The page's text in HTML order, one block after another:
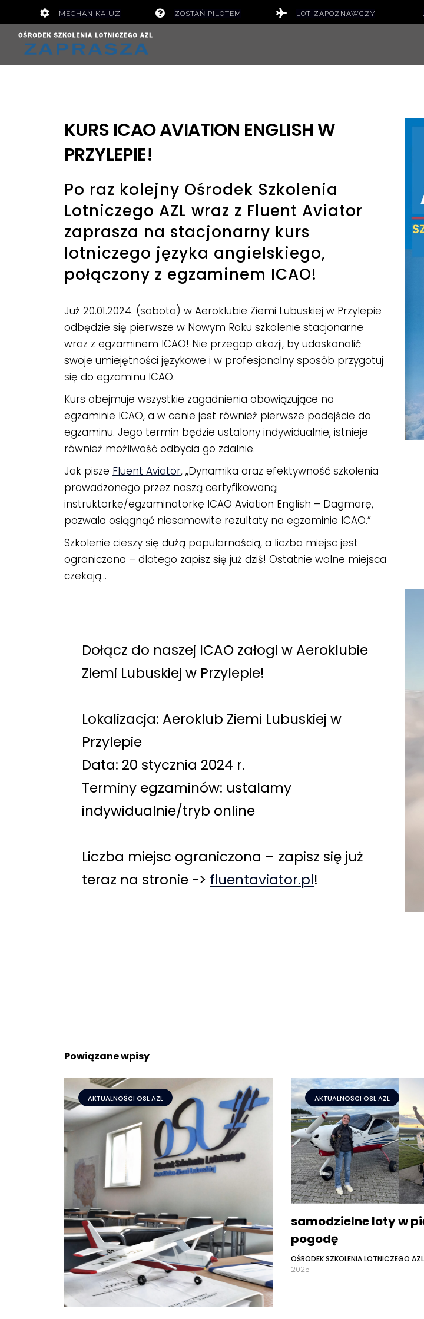
content
MECHANIKA UZ ZOSTAŃ PILOTEM LOT ZAPOZNAWCZY
KURS ICAO AVIATION ENGLISH W
PRZYLEPIE!
Po raz kolejny Ośrodek Szkolenia
Lotniczego AZL wraz z Fluent Aviator
zaprasza na stacjonarny kurs
lotniczego języka angielskiego,
połączony z egzaminem ICAO!
Już 20.01.2024. (sobota) w Aeroklubie Ziemi Lubuskiej w Przylepie
odbędzie się pierwsze w Nowym Roku szkolenie stacjonarne
wraz z egzaminem ICAO! Nie przegap okazji, by udoskonalić
swoje umiejętności językowe i w profesjonalny sposób przygotuj
się do egzaminu ICAO.
Kurs obejmuje wszystkie zagadnienia obowiązujące na
egzaminie ICAO, a w cenie jest również pierwsze podejście do
egzaminu. Jego termin będzie ustalony indywidualnie, istnieje
również możliwość odbycia go zdalnie.
Jak pisze Fluent Aviator, „Dynamika oraz efektywność szkolenia
prowadzonego przez naszą certyfikowaną
instruktorkę/egzaminatorkę ICAO Aviation English – Dagmarę,
pozwala osiągnąć niesamowite rezultaty na egzaminie ICAO.”
Szkolenie cieszy się dużą popularnością, a liczba miejsc jest
ograniczona – dlatego zapisz się już dziś! Ostatnie wolne miejsca
czekają…
Dołącz do naszej ICAO załogi w Aeroklubie
Ziemi Lubuskiej w Przylepie!
Lokalizacja: Aeroklub Ziemi Lubuskiej w
Przylepie
Data: 20 stycznia 2024 r.
Terminy egzaminów: ustalamy
indywidualnie/tryb online
Liczba miejsc ograniczona – zapisz się już
teraz na stronie -> fluentaviator.pl!
Powiązane wpisy
AKTUALNOŚCI OSL AZL AKTUALNOŚCI OSL AZL
samodzielne loty w
pogodę
OŚRODEK SZKOLENIA LOTNICZEGO AZL
2025